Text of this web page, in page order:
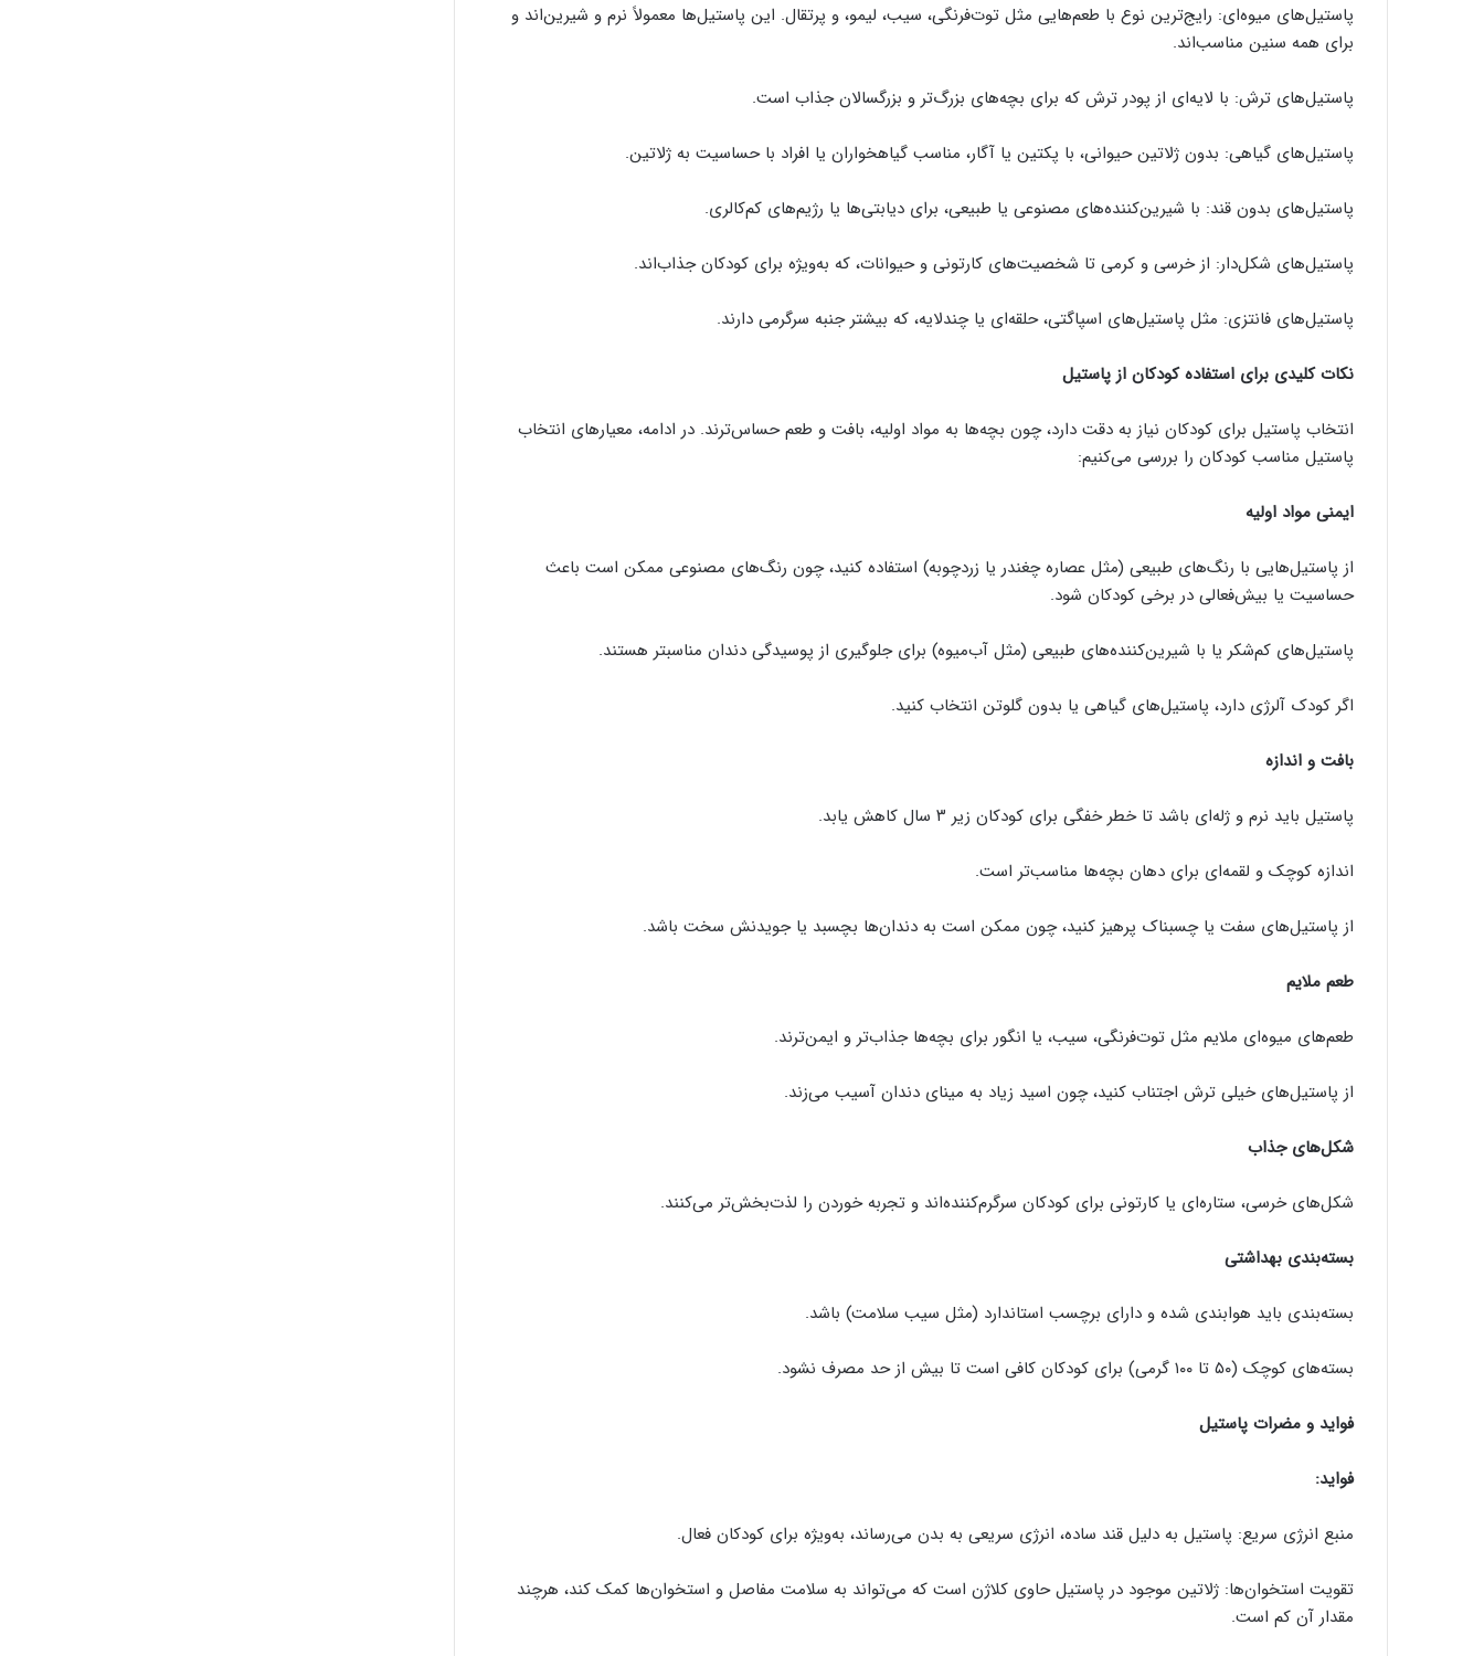
پاستیل‌های میوه‌ای: رایج‌ترین نوع با طعم‌هایی مثل توت‌فرنگی، سیب، لیمو، و پرتقال. این پاستیل‌ها معمولاً نرم و شیرین‌اند و
برای همه سنین مناسب‌اند.
پاستیل‌های ترش: با لایه‌ای از پودر ترش که برای بچه‌های بزرگ‌تر و بزرگسالان جذاب است.
پاستیل‌های گیاهی: بدون ژلاتین حیوانی، با پکتین یا آگار، مناسب گیاهخواران یا افراد با حساسیت به ژلاتین.
پاستیل‌های بدون قند: با شیرین‌کننده‌های مصنوعی یا طبیعی، برای دیابتی‌ها یا رژیم‌های کم‌کالری.
پاستیل‌های شکل‌دار: از خرسی و کرمی تا شخصیت‌های کارتونی و حیوانات، که به‌ویژه برای کودکان جذاب‌اند.
پاستیل‌های فانتزی: مثل پاستیل‌های اسپاگتی، حلقه‌ای یا چندلایه، که بیشتر جنبه سرگرمی دارند.
نکات کلیدی برای استفاده کودکان از پاستیل
انتخاب پاستیل برای کودکان نیاز به دقت دارد، چون بچه‌ها به مواد اولیه، بافت و طعم حساس‌ترند. در ادامه، معیارهای انتخاب
پاستیل مناسب کودکان را بررسی می‌کنیم:
ایمنی مواد اولیه
از پاستیل‌هایی با رنگ‌های طبیعی (مثل عصاره چغندر یا زردچوبه) استفاده کنید، چون رنگ‌های مصنوعی ممکن است باعث
حساسیت یا بیش‌فعالی در برخی کودکان شود.
پاستیل‌های کم‌شکر یا با شیرین‌کننده‌های طبیعی (مثل آب‌میوه) برای جلوگیری از پوسیدگی دندان مناسبتر هستند.
اگر کودک آلرژی دارد، پاستیل‌های گیاهی یا بدون گلوتن انتخاب کنید.
بافت و اندازه
پاستیل باید نرم و ژله‌ای باشد تا خطر خفگی برای کودکان زیر ۳ سال کاهش یابد.
اندازه کوچک و لقمه‌ای برای دهان بچه‌ها مناسب‌تر است.
از پاستیل‌های سفت یا چسبناک پرهیز کنید، چون ممکن است به دندان‌ها بچسبد یا جویدنش سخت باشد.
طعم ملایم
طعم‌های میوه‌ای ملایم مثل توت‌فرنگی، سیب، یا انگور برای بچه‌ها جذاب‌تر و ایمن‌ترند.
از پاستیل‌های خیلی ترش اجتناب کنید، چون اسید زیاد به مینای دندان آسیب می‌زند.
شکل‌های جذاب
شکل‌های خرسی، ستاره‌ای یا کارتونی برای کودکان سرگرم‌کننده‌اند و تجربه خوردن را لذت‌بخش‌تر می‌کنند.
بسته‌بندی بهداشتی
بسته‌بندی باید هوابندی شده و دارای برچسب استاندارد (مثل سیب سلامت) باشد.
بسته‌های کوچک (۵۰ تا ۱۰۰ گرمی) برای کودکان کافی است تا بیش از حد مصرف نشود.
فواید و مضرات پاستیل
فواید:
منبع انرژی سریع: پاستیل به دلیل قند ساده، انرژی سریعی به بدن می‌رساند، به‌ویژه برای کودکان فعال.
تقویت استخوان‌ها: ژلاتین موجود در پاستیل حاوی کلاژن است که می‌تواند به سلامت مفاصل و استخوان‌ها کمک کند، هرچند
مقدار آن کم است.